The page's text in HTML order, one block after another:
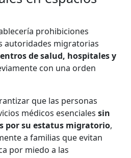
prohibiciones
autoridades migratorias
de salud, hospitales y
con una orden
que las personas
médicos esencialessin
por su estatus migratorio,
a familias que evitan
por miedo a las